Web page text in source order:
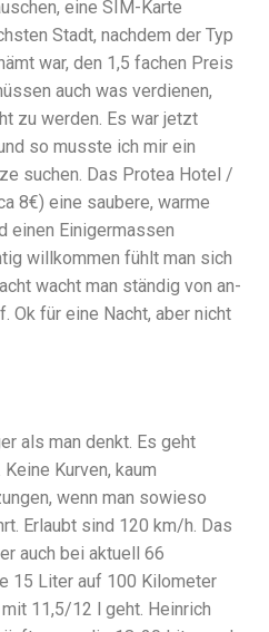
eine SIM-Karte
Stadt, nachdem der Typ
war, den 1,5 fachen Preis
auch was verdienen,
zu werden. Es war jetzt
so musste ich mir ein
suchen. Das Protea Hotel /
8€) eine saubere, warme
einen Einigermassen
willkommen fühlt man sich
wacht man ständig von an-
Ok für eine Nacht, aber nicht
als man denkt. Es geht
Kurven, kaum
wenn man sowieso
Erlaubt sind 120 km/h. Das
auch bei aktuell 66
15 Liter auf 100 Kilometer
11,5/12 l geht. Heinrich